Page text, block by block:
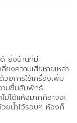
ด้ ยิ่งบ้านที่มี
ยงความเสียหายเหล่า
ยการใช้เครื่องเพิ่ม
ามชื้นสัมพัทธ์
ได้แห้งมากก็อาจจะ
ยน้ำไว้รอบๆ ห้องก็